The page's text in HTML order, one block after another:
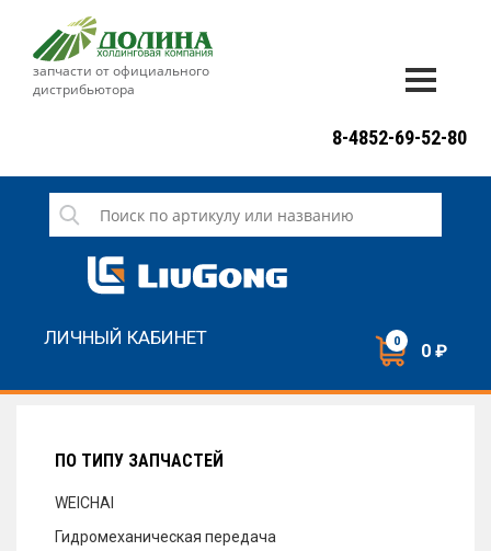
запчасти от официального
дистрибьютора
СЕРВИС
НОВОСТИ
8-4852-69-52-80
ЛИЧНЫЙ КАБИНЕТ 0 0 ₽
ПО ТИПУ ЗАПЧАСТЕЙ
WEICHAI
Гидромеханическая передача